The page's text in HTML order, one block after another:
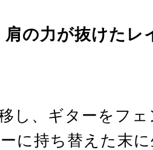
肩の力が抜けたレ
し、ギターをフ
に持ち替えた末